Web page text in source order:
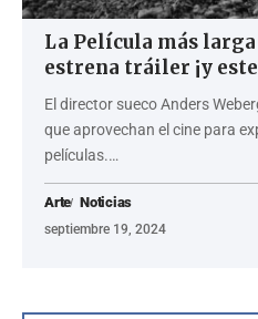
La Película más
estrena tráiler ¡y
El director sueco Anders
que aprovechan el cine para
películas.…
Arte Noticias
septiembre 19, 2024